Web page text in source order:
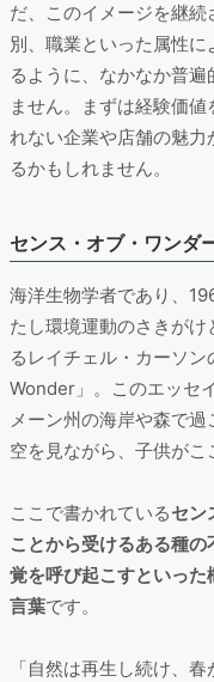
だ、このイメージを継
別、職業といった属性
るように、なかなか普
ません。まずは経験価
れない企業や店舗の魅
るかもしれません。
センス・オブ・ワンダ
海洋生物学者であり、
たし環境運動のさきが
るレイチェル・カーソ
Wonder」。このエッセ
メーン州の海岸や森で
空を見ながら、子供がこ
ここで書かれているセン
ことから受けるある種
覚を呼び起こすといっ
言葉です。
「自然は再生し続け、